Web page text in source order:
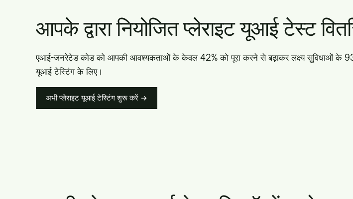
आपके द्वारा नियोजित प्लेराइट यूआई टेस्ट
एआई-जनरेटेड कोड को आपकी आवश्यकताओं के केवल 42% को पूरा करने से बढ़ाकर लक्ष्य सुविधाओं के
यूआई टेस्टिंग के लिए।
अभी प्लेराइट यूआई टेस्टिंग शुरू करें →